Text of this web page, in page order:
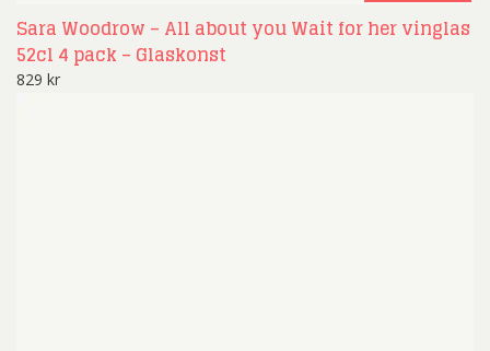
Sara Woodrow – All about you Wait for her vinglas
52cl 4 pack – Glaskonst
829 kr